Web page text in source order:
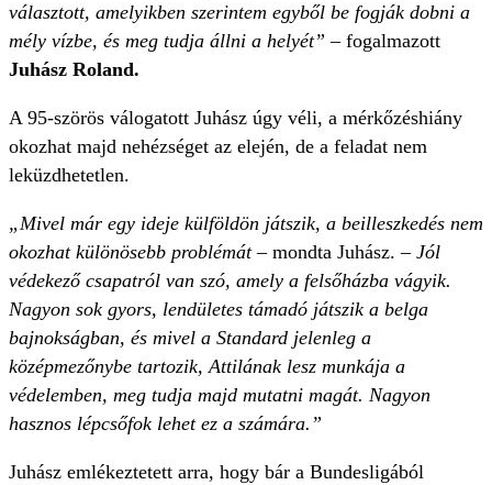
választott, amelyikben szerintem egyből be fogják dobni a
mély vízbe, és meg tudja állni a helyét” –fogalmazott
Juhász Roland.
A 95-szörös válogatott Juhász úgy véli, a mérkőzéshiány
okozhat majd nehézséget az elején, de a feladat nem
leküzdhetetlen.
„Mivel már egy ideje külföldön játszik, a beilleszkedés nem
okozhat különösebb problémát – mondta Juhász.– Jól
védekező csapatról van szó, amely a felsőházba vágyik.
Nagyon sok gyors, lendületes támadó játszik a belga
bajnokságban, és mivel a Standard jelenleg a
középmezőnybe tartozik, Attilának lesz munkája a
védelemben, meg tudja majd mutatni magát. Nagyon
hasznos lépcsőfok lehet ez a számára.”
Juhász emlékeztetett arra, hogy bár a Bundesligából